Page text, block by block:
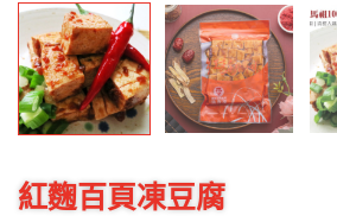
紅麴百頁凍豆腐